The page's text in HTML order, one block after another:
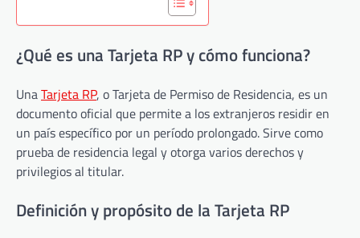
¿Qué es una Tarjeta RP y cómo funciona?
UnaTarjeta RP, o Tarjeta de Permiso de Residencia, es un
documento oficial que permite a los extranjeros residir en
un país específico por un período prolongado. Sirve como
prueba de residencia legal y otorga varios derechos y
privilegios al titular.
Definición y propósito de la Tarjeta RP